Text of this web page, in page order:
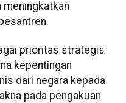
meningkatkan
prioritas strategis
kepentingan
dari negara kepada
pada pengakuan